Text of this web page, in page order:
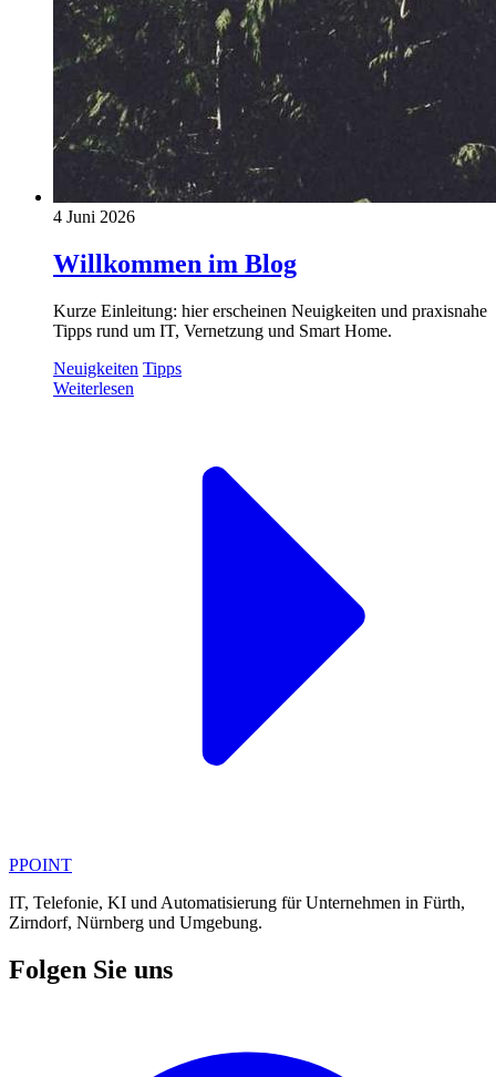
4 Juni 2026
Willkommen im Blog
Kurze Einleitung: hier erscheinen Neuigkeiten und praxisnahe
Tipps rund um IT, Vernetzung und Smart Home.
Neuigkeiten Tipps
Weiterlesen
PPOINT
IT, Telefonie, KI und Automatisierung für Unternehmen in Fürth,
Zirndorf, Nürnberg und Umgebung.
Folgen Sie uns